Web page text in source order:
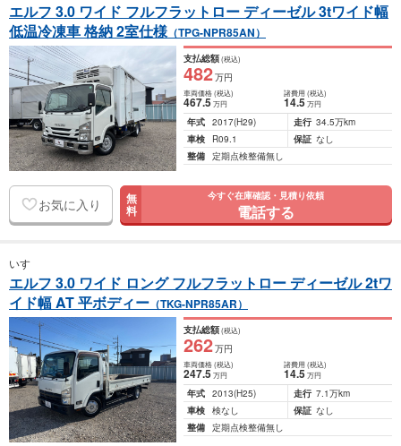
エルフ 3.0 ワイド フルフラットロー ディーゼル 3tワイド幅
低温冷凍車 格納 2室仕様（TPG-NPR85AN）
支払総額(税込)
482万円
車両価格(税込)
467.5万円
諸費用 (税込)
14.5 万円
年式 2017(H29) 走行 34.5万km
車検
R09.1 保証 なし
整備 定期点検整備無し
お気に入り 無
料
今すぐ在庫確認・見積り依頼
電話する
いすゞ
エルフ 3.0 ワイド ロング フルフラットロー ディーゼル 2tワ
イド幅 AT 平ボディー （TKG-NPR85AR）
支払総額(税込)
262万円
車両価格(税込)
247.5万円
諸費用 (税込)
14.5 万円
年式 2013(H25) 走行 7.1万km
車検 検なし 保証 なし
整備 定期点検整備無し